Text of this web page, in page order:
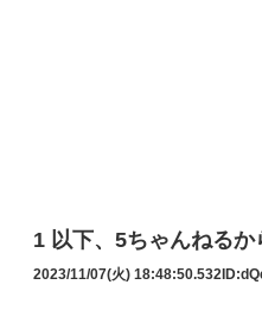
1 以下、5ちゃんねる
2023/11/07(火) 18:48:50.532